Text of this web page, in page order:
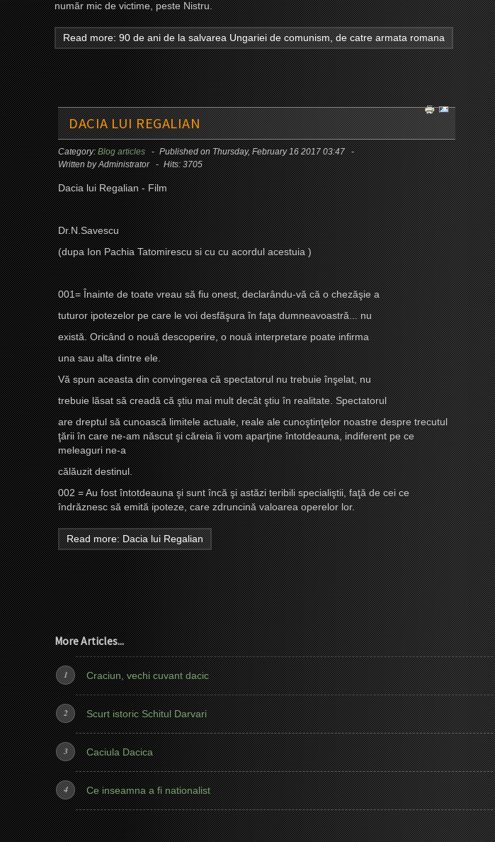
număr mic de victime, peste Nistru.
Read more: 90 de ani de la salvarea Ungariei de comunism, de catre armata romana
DACIA LUI REGALIAN
Category:Blog articles
Published on Thursday, February 16 2017 03:47
Written by Administrator
Hits: 3705
Dacia lui Regalian - Film
Dr.N.Savescu
(dupa Ion Pachia Tatomirescu si cu cu acordul acestuia )
001= Înainte de toate vreau să fiu onest, declarându-vă că o chezăşie a
tuturor ipotezelor pe care le voi desfăşura în faţa dumneavoastră... nu
există. Oricând o nouă descoperire, o nouă interpretare poate infirma
una sau alta dintre ele.
Vă spun aceasta din convingerea că spectatorul nu trebuie înşelat, nu
trebuie lăsat să creadă că ştiu mai mult decât ştiu în realitate. Spectatorul
are dreptul să cunoască limitele actuale, reale alecunoştinţelor noastre despre trecutul
ţării în care ne-am născut şicăreia îi vom aparţine întotdeauna, indiferent pe ce
meleaguri ne-a
călăuzit destinul.
002 = Au fost întotdeauna şi sunt încă şi astăzi teribili specialiştii,faţă de cei ce
îndrăznesc să emită ipoteze, care zdruncină valoarea operelor lor.
Read more: Dacia lui Regalian
More Articles...
Craciun, vechi cuvant dacic
Scurt istoric Schitul Darvari
Caciula Dacica
Ce inseamna a fi nationalist